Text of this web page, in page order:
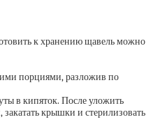
к хранению щавель можно
порциями, разложив по
в кипяток. После уложить
закатать крышки и стерилизовать